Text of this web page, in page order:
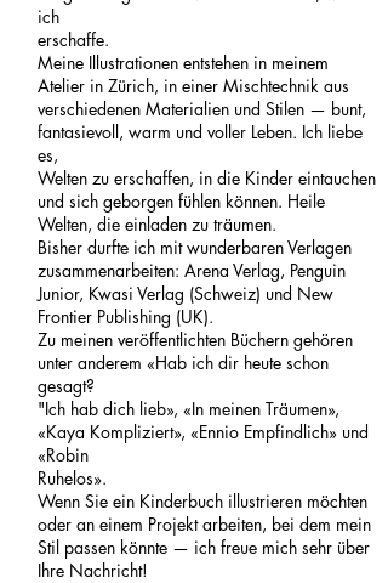
ich
erschaffe.
Meine Illustrationen entstehen in meinem
Atelier in Zürich, in einer Mischtechnik aus
verschiedenen Materialien und Stilen — bunt,
fantasievoll, warm und voller Leben. Ich liebe
es,
Welten zu erschaffen, in die Kinder eintauchen
und sich geborgen fühlen können. Heile
Welten, die einladen zu träumen.
Bisher durfte ich mit wunderbaren Verlagen
zusammenarbeiten: Arena Verlag, Penguin
Junior, Kwasi Verlag (Schweiz) und New
Frontier Publishing (UK).
Zu meinen veröffentlichten Büchern gehören
unter anderem «Hab ich dir heute schon
gesagt?
"Ich hab dich lieb», «In meinen Träumen»,
«Kaya Kompliziert», «Ennio Empfindlich» und
«Robin
Ruhelos».
Wenn Sie ein Kinderbuch illustrieren möchten
oder an einem Projekt arbeiten, bei dem mein
Stil passen könnte — ich freue mich sehr über
Ihre Nachricht!